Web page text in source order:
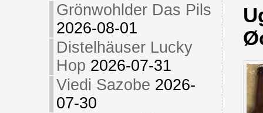
Grönwohlder Das Pils
2026-08-01
Distelhäuser Lucky
Hop 2026-07-31
Viedi Sazobe 2026-
07-30